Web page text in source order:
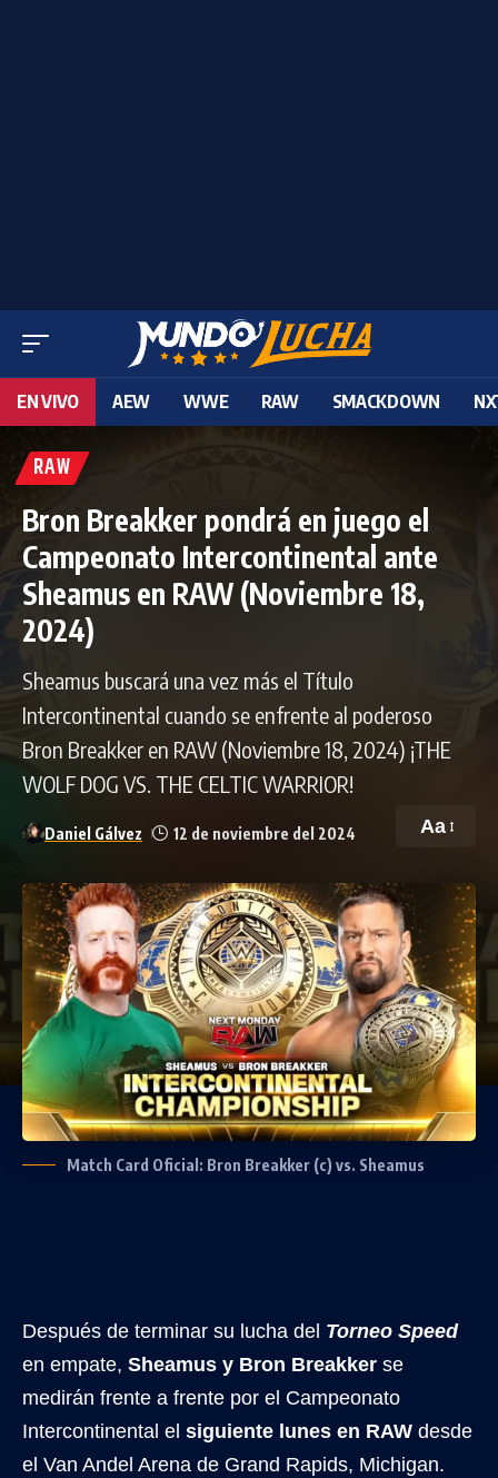
EN VIVO AEW WWE RAW SMACKDOWN
RAW
Bron Breakker pondrá en juego el
Campeonato Intercontinental ante
Sheamus en RAW (Noviembre 18,
2024)
Sheamus buscará una vez más el Título
Intercontinental cuando se enfrente al poderoso
Bron Breakker en RAW (Noviembre 18, 2024) ¡THE
WOLF DOG VS. THE CELTIC WARRIOR!
Daniel Gálvez 12 de noviembre del 2024 Aa
Match Card Oficial: Bron Breakker (c) vs. Sheamus
Después de terminar su lucha del Torneo Speed
en empate, Sheamus y Bron Breakker se
medirán frente a frente por el Campeonato
Intercontinental el siguiente lunes en RAW desde
el Van Andel Arena de Grand Rapids, Michigan.